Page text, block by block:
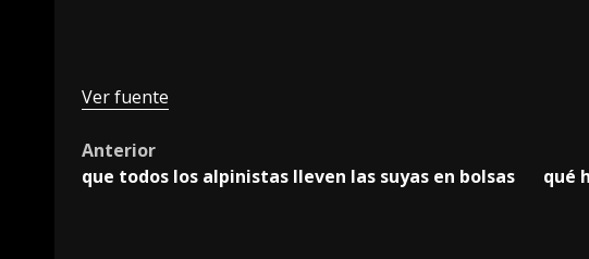
Ver fuente
Post
navigation
Anterior
que todos los alpinistas lleven las suyas en bolsas
qué